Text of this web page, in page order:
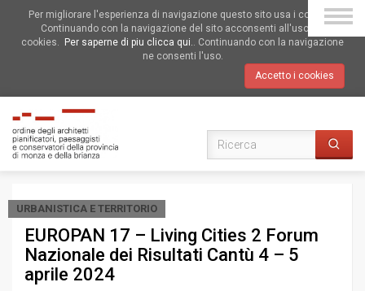
Per migliorare l'esperienza di navigazione questo sito usa i cookies.
Continuando con la navigazione del sito acconsenti all'uso dei
cookies.
Per saperne di piu clicca qui.. Continuando con la navigazione
ne consenti l'uso.
Accetto i cookies
URBANISTICA E TERRITORIO
EUROPAN 17 – Living Cities 2 Forum
Nazionale dei Risultati Cantù 4 – 5
aprile 2024